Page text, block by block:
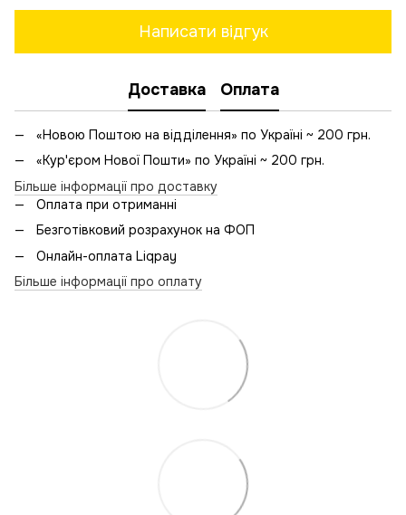
Написати відгук
Доставка Оплата
«Новою Поштою на відділення» по Україні ~ 200 грн.
«Кур'єром Нової Пошти» по Україні ~ 200 грн.
Більше інформації про доставку
Оплата при отриманні
Безготівковий розрахунок на ФОП
Онлайн-оплата Liqpay
Більше інформації про оплату